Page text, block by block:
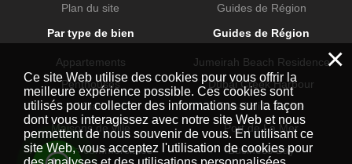
Plan du site
Guides de Région
Par type de bien
Appartements
Penthouses
Villas
Maisons de ville
Propriétés commerciales
Guides de Région
Jumeirah Beach Residence
Dubai Creek Harbour
Dubai Hills Estate
Port de La Mer
Business Bay
×
Ce site Web utilise des cookies pour vous offrir la
meilleure expérience possible. Ces cookies sont
utilisés pour collecter des informations sur la façon
dont vous interagissez avec notre site Web et nous
permettent de nous souvenir de vous. En utilisant ce
site Web, vous acceptez l'utilisation de cookies pour